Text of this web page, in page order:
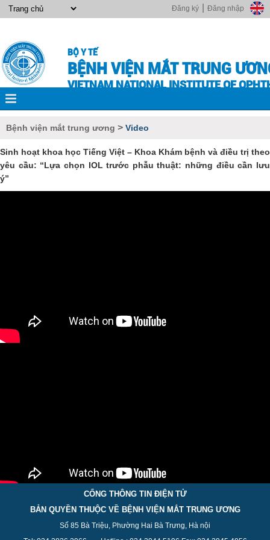
Đăng nhập
Đăng ký
BỘ Y TẾ
BỆNH VIỆN MẮT TRUNG
VIETNAM NATIONAL INSTITUTE OF
Bệnh viện mắt trung ương > Video
Sinh hoạt khoa học Tiếng Việt – Khoa Khám bệnh và điều trị theo
yêu cầu: “Lựa chọn IOL trước phẫu thuật: những điều cần lưu
ý”
CỔNG THÔNG TIN ĐIỆN TỬ
BẢN QUYỀN THUỘC VỀ BỆNH VIỆN MẮT TRUNG ƯƠNG
Số 85 Bà Triệu, Phường Hai Bà Trưng, Hà nội